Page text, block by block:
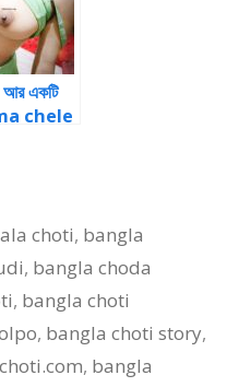
একটি
chele
choti, bangla
, bangla choda
, bangla choti
, bangla choti story,
, bangla